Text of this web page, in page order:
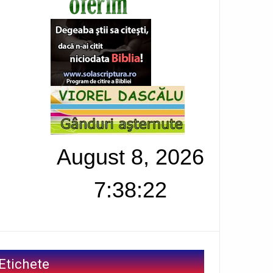
August 8, 2026
7:38:23